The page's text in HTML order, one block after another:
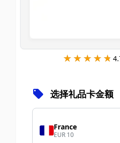
★★★★★
★★★★★
选择礼品卡金额
France
EUR 10